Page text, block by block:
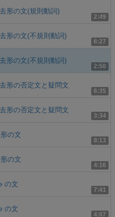
2:49
形の文(規則動詞)
6:27
形の文(不規則動詞)
2:50
形の文(不規則動詞)
6:35
形の否定文と疑問文
3:34
形の否定文と疑問文
8:13
の文
4:16
の文
7:41
の文
4:07
の文